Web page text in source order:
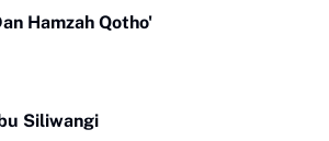
Hamzah Qotho'
Siliwangi